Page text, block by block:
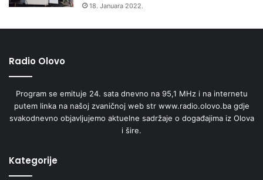
18. Januara 2022.
Radio Olovo
Program se emituje 24. sata dnevno na 95,1 MHz i na internetu
putem linka na našoj zvaničnoj web str www.radio.olovo.ba gdje
svakodnevno objavljujemo aktuelne sadržaje o događajima iz Olova
i šire.
Kategorije